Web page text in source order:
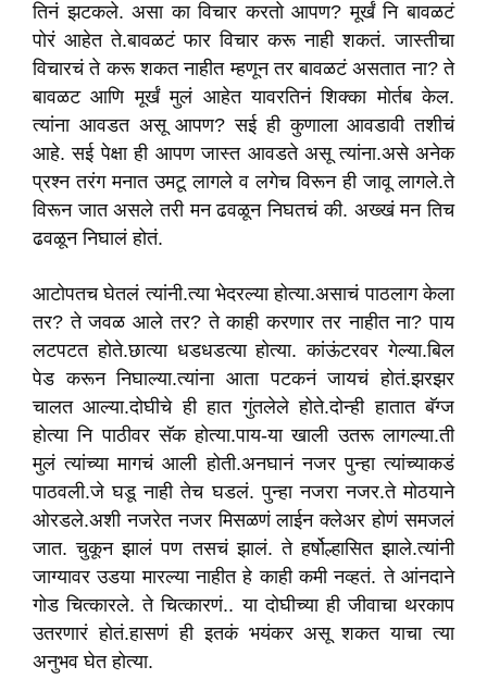
तिनं झटकले. असा का विचार करतो आपण? मूर्खं नि बावळटं
पोरं आहेत ते.बावळटं फार विचार करू नाही शकतं. जास्तीचा
विचारचं ते करू शकत नाहीत म्हणून तर बावळटं असतात ना? ते
बावळट आणि मूर्खं मुलं आहेत यावरतिनं शिक्का मोर्तब केल.
त्यांना आवडत असू आपण? सई ही कुणाला आवडावी तशीचं
आहे. सई पेक्षा ही आपण जास्त आवडते असू त्यांना.असे अनेक
प्रश्न तरंग मनात उमटू लागले व लगेच विरून ही जावू लागले.ते
विरून जात असले तरी मन ढवळून निघतचं की. अख्खं मन तिच
ढवळून निघालं होतं.
आटोपतच घेतलं त्यांनी.त्या भेदरल्या होत्या.असाचं पाठलाग केला
तर? ते जवळ आले तर? ते काही करणार तर नाहीत ना? पाय
लटपटत होते.छात्या धडधडत्या होत्या. कांऊंटरवर गेल्या.बिल
पेड करून निघाल्या.त्यांना आता पटकनं जायचं होतं.झरझर
चालत आल्या.दोघीचे ही हात गुंतलेले होते.दोन्ही हातात बॅग्ज
होत्या नि पाठीवर सॅक होत्या.पाय-या खाली उतरू लागल्या.ती
मुलं त्यांच्या मागचं आली होती.अनघानं नजर पुन्हा त्यांच्याकडं
पाठवली.जे घडू नाही तेच घडलं. पुन्हा नजरा नजर.ते मोठयाने
ओरडले.अशी नजरेत नजर मिसळणं लाईन क्लेअर होणं समजलं
जात. चुकून झालं पण तसचं झालं. ते हर्षोल्हासित झाले.त्यांनी
जाग्यावर उडया मारल्या नाहीत हे काही कमी नव्हतं. ते आंनदाने
गोड चित्कारले. ते चित्कारणं.. या दोघीच्या ही जीवाचा थरकाप
उतरणारं होतं.हासणं ही इतकं भयंकर असू शकत याचा त्या
अनुभव घेत होत्या.